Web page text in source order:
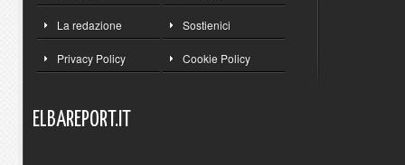
La redazione Sostienici
Privacy Policy Cookie Policy
ELBAREPORT.IT